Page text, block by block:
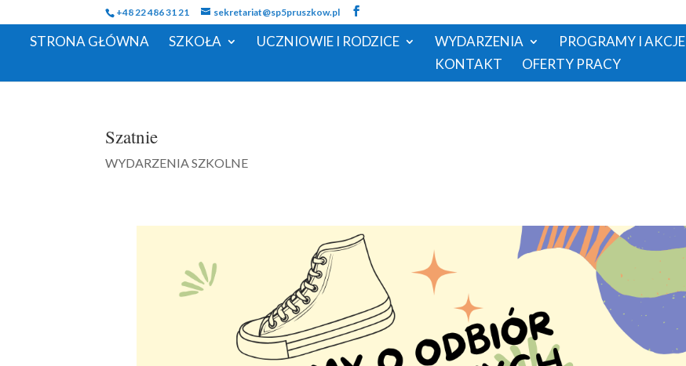
+48 22 486 31 21 sekretariat@sp5pruszkow.pl
STRONA GŁÓWNA SZKOŁA UCZNIOWIE I RODZICE WYDARZENIA PROGRAMY I AKCJE
KONTAKT
OFERTY PRACY
Szatnie
WYDARZENIA SZKOLNE